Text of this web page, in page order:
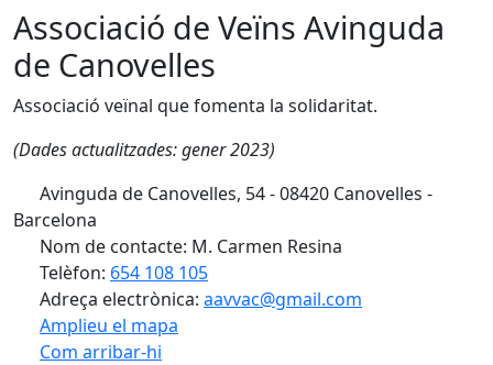
Associació de Veïns Avinguda
de Canovelles
Associació veïnal que fomenta la solidaritat.
(Dades actualitzades: gener 2023)
Avinguda de Canovelles, 54 - 08420 Canovelles -
Barcelona
Nom de contacte: M. Carmen Resina
Telèfon: 654 108 105
Adreça electrònica: aavvac@gmail.com
Amplieu el mapa
Com arribar-hi